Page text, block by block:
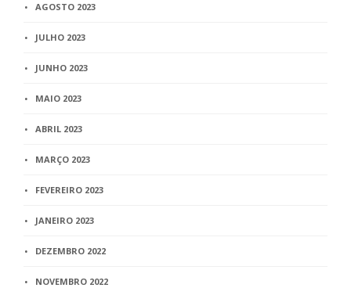
AGOSTO 2023
JULHO 2023
JUNHO 2023
MAIO 2023
ABRIL 2023
MARÇO 2023
FEVEREIRO 2023
JANEIRO 2023
DEZEMBRO 2022
NOVEMBRO 2022